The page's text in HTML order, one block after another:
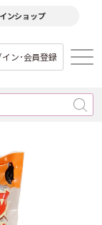
ンショップ
イン･会員登録